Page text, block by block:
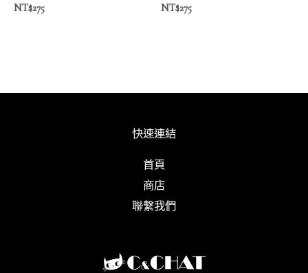
NT$275 NT$275
快速連結
首頁
商店
聯繫我們